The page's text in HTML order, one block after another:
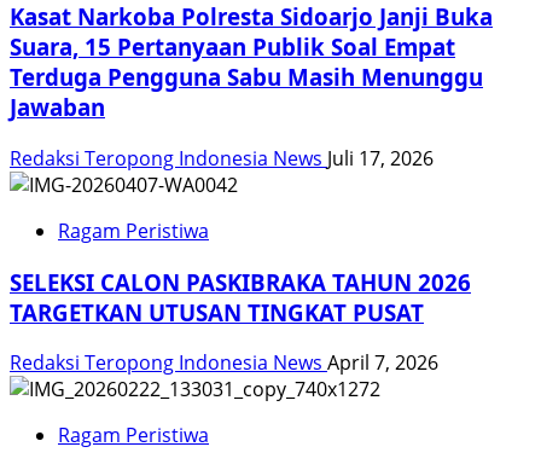
Kasat Narkoba Polresta Sidoarjo Janji Buka
Suara, 15 Pertanyaan Publik Soal Empat
Terduga Pengguna Sabu Masih Menunggu
Jawaban
Redaksi Teropong Indonesia News Juli 17, 2026
Ragam Peristiwa
SELEKSI CALON PASKIBRAKA TAHUN 2026
TARGETKAN UTUSAN TINGKAT PUSAT
Redaksi Teropong Indonesia News April 7, 2026
Ragam Peristiwa